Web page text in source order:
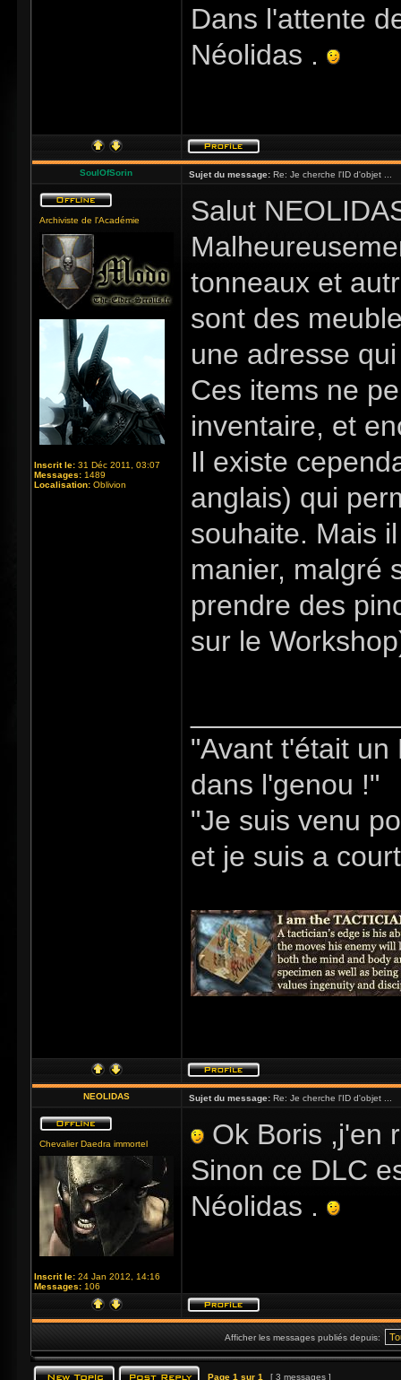
Dans l'attente
Néolidas .
SoulOfSorin Sujet du message: Re: Je cherche l'ID d'objet ...
Archiviste de l'Académie
Inscrit le: 31 Déc 2011, 03:07
Messages: 1489
Localisation: Oblivion
Salut
tonneaux et
sont des
une adresse
Ces items ne
inventaire, et
Il existe
anglais) qui
souhaite. Mais
manier, malgré
prendre des
sur le
"Avant t'était
dans l'genou !"
"Je suis venu
et je suis a
NEOLIDAS Sujet du message: Re: Je cherche l'ID d'objet ...
Chevalier Daedra immortel
Inscrit le: 24 Jan 2012, 14:16
Messages: 106
Ok Boris ,j'en
Sinon ce DLC
Néolidas .
Afficher les messages publiés depuis:
Page 1 sur 1 [ 3 messages ]